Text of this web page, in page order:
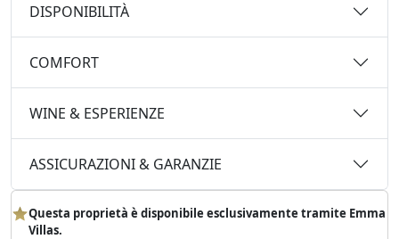
DISPONIBILITÀ
COMFORT
WINE & ESPERIENZE
ASSICURAZIONI & GARANZIE
Questa proprietà è disponibile esclusivamente tramite Emma
Villas.